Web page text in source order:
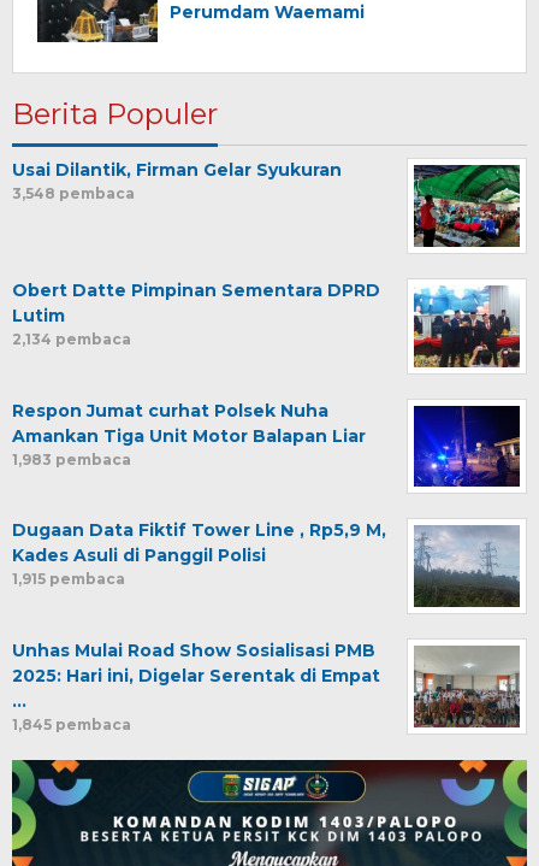
Perumdam Waemami
Berita Populer
Usai Dilantik, Firman Gelar Syukuran
3,548 pembaca
Obert Datte Pimpinan Sementara DPRD
Lutim
2,134 pembaca
Respon Jumat curhat Polsek Nuha
Amankan Tiga Unit Motor Balapan Liar
1,983 pembaca
Dugaan Data Fiktif Tower Line , Rp5,9 M,
Kades Asuli di Panggil Polisi
1,915 pembaca
Unhas Mulai Road Show Sosialisasi PMB
2025: Hari ini, Digelar Serentak di Empat
…
1,845 pembaca